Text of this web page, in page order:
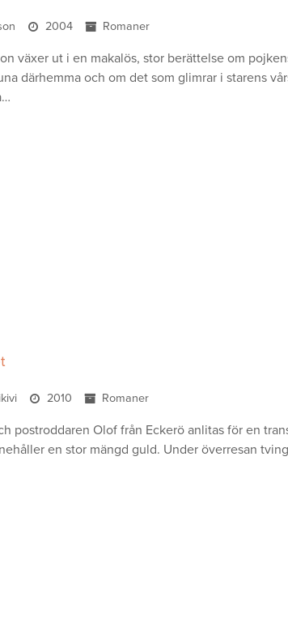
2004 Romaner
växer ut i en makalös, stor berättelse om
därhemma och om det som glimrar i starens
2010 Romaner
postroddaren Olof från Eckerö anlitas för en
en stor mängd guld. Under överresan